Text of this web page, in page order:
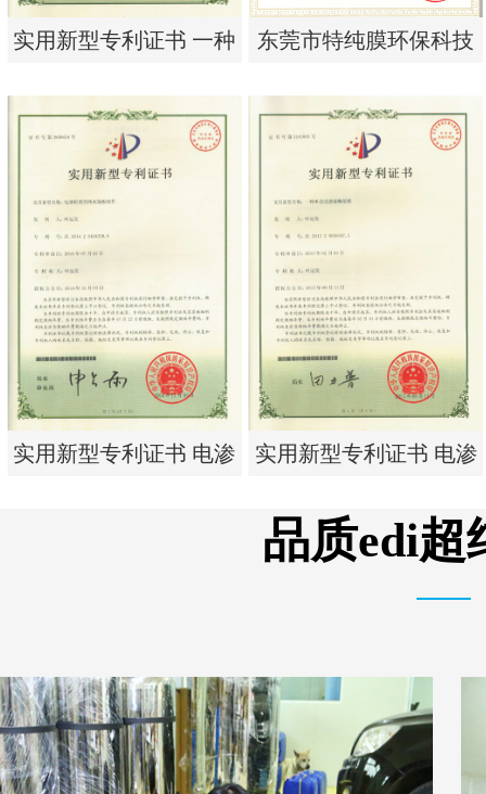
实用新型专利证书 一种
实用新型专利证书 一种
单边过滤流畅基板
东莞市特纯膜环保科技
东莞市特纯膜环保科技
有限公司营业执照
实用新型专利证书 电渗
析器用纯水隔板组件
实用新型专利证书 电渗
析器用浓水隔板组件
品质edi超